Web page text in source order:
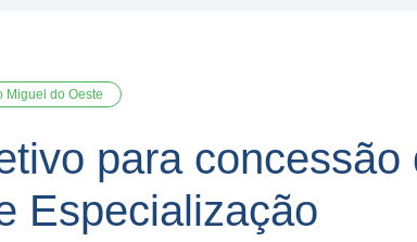
Miguel do Oeste
para concessão
Especialização